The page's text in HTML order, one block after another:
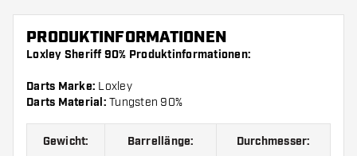
PRODUKTINFORMATIONEN
Loxley Sheriff 90% Produktinformationen:
Darts Marke: Loxley
Darts Material: Tungsten 90%
Gewicht: Barrellänge: Durchmesser: